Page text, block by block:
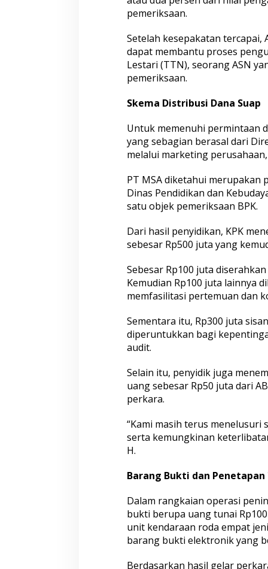
pemeriksaan.
Setelah kesepakatan tercapai,
dapat membantu proses
Lestari (TTN), seorang ASN
pemeriksaan.
Skema Distribusi Dana Suap
Untuk memenuhi permintaan
yang sebagian berasal dari
melalui marketing perusahaan,
PT MSA diketahui merupakan
Dinas Pendidikan dan
satu objek pemeriksaan BPK.
Dari hasil penyidikan, KPK
sebesar Rp500 juta yang
Sebesar Rp100 juta
Kemudian Rp100 juta lainnya
memfasilitasi pertemuan dan
Sementara itu, Rp300 juta
diperuntukkan bagi
audit.
Selain itu, penyidik juga
uang sebesar Rp50 juta dari
perkara.
“Kami masih terus
serta kemungkinan
H.
Barang Bukti dan
Dalam rangkaian operasi
bukti berupa uang tunai
unit kendaraan roda empat
barang bukti elektronik yang
Berdasarkan hasil gelar